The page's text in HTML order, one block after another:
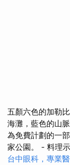
五顏六色的加勒
海灘，藍色的山
為免費計劃的一
家公園。 - 料理
台中眼科，專業